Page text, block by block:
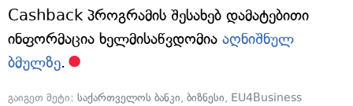
Cashback პროგრამის შესახებ დამატებითი
ინფორმაცია ხელმისაწვდომია აღნიშნულ
ბმულზე.
გაიგეთ მეტი: საქართველოს ბანკი, ბიზნესი, EU4Business